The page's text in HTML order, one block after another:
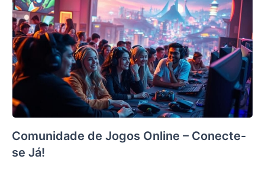
Comunidade de Jogos Online – Conecte-
se Já!